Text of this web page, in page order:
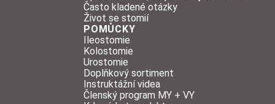
Často kladené otázky
Život se stomií
POMŮCKY
Ileostomie
Kolostomie
Urostomie
Doplňkový sortiment
Instruktážní videa
Členský program MY + VY